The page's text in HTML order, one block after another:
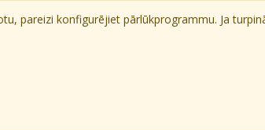
pareizi konfigurējiet pārlūkprogrammu. Ja